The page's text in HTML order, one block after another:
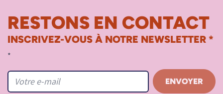
RESTONS EN CONTACT
INSCRIVEZ-VOUS À NOTRE NEWSLETTER *
*